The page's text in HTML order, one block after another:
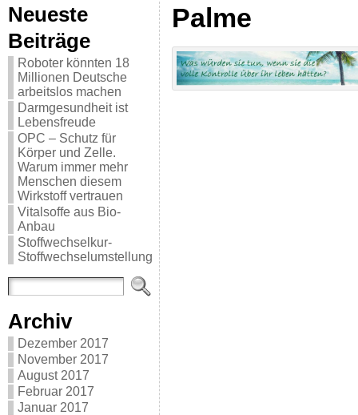
Neueste
Beiträge
Roboter könnten 18
Millionen Deutsche
arbeitslos machen
Darmgesundheit ist
Lebensfreude
OPC – Schutz für
Körper und Zelle.
Warum immer mehr
Menschen diesem
Wirkstoff vertrauen
Vitalsoffe aus Bio-
Anbau
Stoffwechselkur-
Stoffwechselumstellung
Archiv
Dezember 2017
November 2017
August 2017
Februar 2017
Januar 2017
Palme